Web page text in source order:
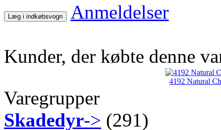
Læg i indkøbsvogn Anmeldelser
Kunder, der købte denne
4192 Natural
Varegrupper
Skadedyr-> (291)